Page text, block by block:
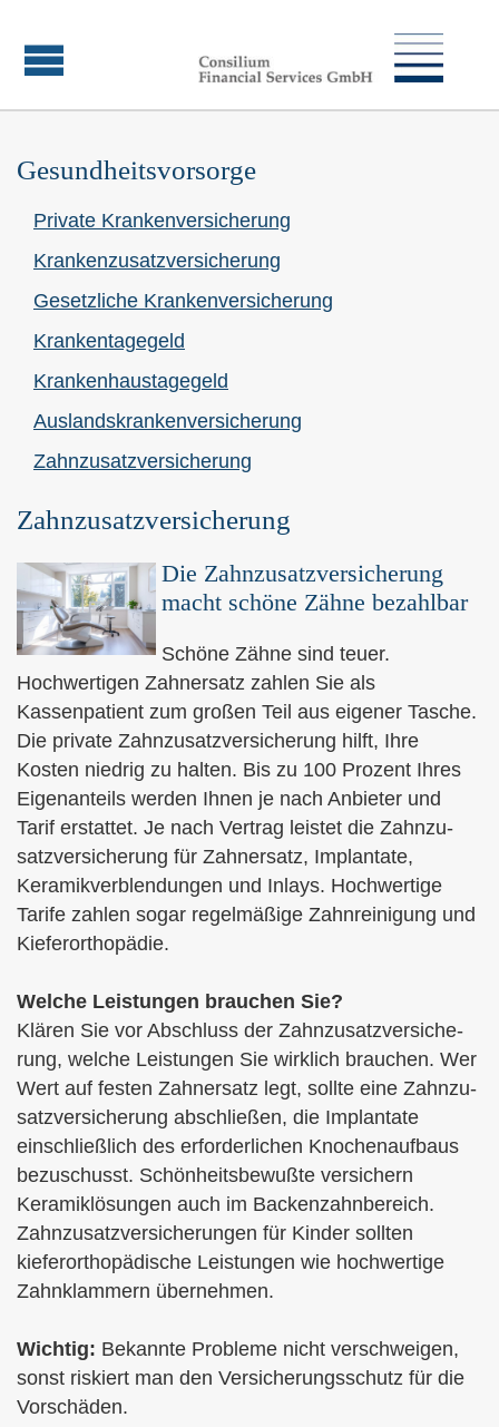
Gesundheitsvorsorge
Private Kranken­ver­si­che­rung
Kranken­zusatz­ver­si­che­rung
Gesetzliche Kranken­ver­si­che­rung
Krankentagegeld
Krankenhaustagegeld
Auslandskrankenversicherung
Zahn­zu­satz­ver­si­che­rung
Zahn­zu­satz­ver­si­che­rung
Die Zahn­zu­satz­ver­si­che­rung
macht schöne Zähne bezahlbar
Schöne Zähne sind teuer.
Hochwertigen Zahnersatz zahlen Sie als
Kassenpatient zum großen Teil aus eigener Tasche.
Die private Zahn­zu­satz­ver­si­che­rung hilft, Ihre
Kosten niedrig zu halten. Bis zu 100 Prozent Ihres
Eigenanteils werden Ihnen je nach Anbieter und
Tarif erstattet. Je nach Vertrag leistet die Zahn­zu­
satz­ver­si­che­rung für Zahnersatz, Implantate,
Keramikverblendungen und Inlays. Hochwertige
Tarife zahlen sogar regelmäßige Zahnreinigung und
Kieferorthopädie.
Welche Leistungen brauchen Sie?
Klären Sie vor Abschluss der Zahn­zu­satz­ver­si­che­
rung, welche Leistungen Sie wirklich brauchen. Wer
Wert auf festen Zahnersatz legt, sollte eine Zahn­zu­
satz­ver­si­che­rung abschließen, die Implantate
einschließlich des erforderlichen Knochenaufbaus
bezuschusst. Schönheitsbewußte ver­sichern
Keramiklösungen auch im Backenzahnbereich.
Zahn­zu­satz­ver­si­che­rungen für Kinder sollten
kieferorthopädische Leistungen wie hochwertige
Zahnklammern übernehmen.
Wichtig: Bekannte Probleme nicht verschweigen,
sonst riskiert man den Versicherungsschutz für die
Vorschäden.